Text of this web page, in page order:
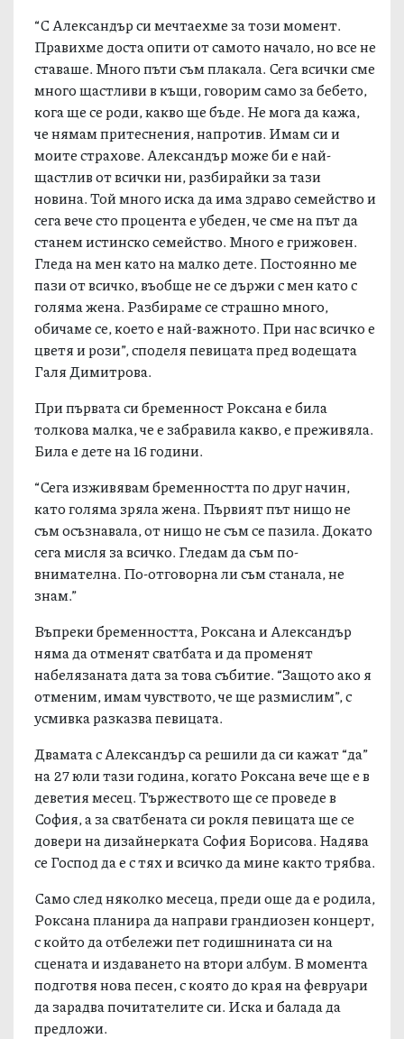
“С Александър си мечтаехме за този момент.
Правихме доста опити от самото начало, но все не
ставаше. Много пъти съм плакала. Сега всички сме
много щастливи в къщи, говорим само за бебето,
кога ще се роди, какво ще бъде. Не мога да кажа,
че нямам притеснения, напротив. Имам си и
моите страхове. Александър може би е най-
щастлив от всички ни, разбирайки за тази
новина. Той много иска да има здраво семейство и
сега вече сто процента е убеден, че сме на път да
станем истинско семейство. Много е грижовен.
Гледа на мен като на малко дете. Постоянно ме
пази от всичко, въобще не се държи с мен като с
голяма жена. Разбираме се страшно много,
обичаме се, което е най-важното. При нас всичко е
цветя и рози”, споделя певицата пред водещата
Галя Димитрова.
При първата си бременност Роксана е била
толкова малка, че е забравила какво, е преживяла.
Била е дете на 16 години.
“Сега изживявам бременността по друг начин,
като голяма зряла жена. Първият път нищо не
съм осъзнавала, от нищо не съм се пазила. Докато
сега мисля за всичко. Гледам да съм по-
внимателна. По-отговорна ли съм станала, не
знам.”
Въпреки бременността, Роксана и Александър
няма да отменят сватбата и да променят
набелязаната дата за това събитие. “Защото ако я
отменим, имам чувството, че ще размислим”, с
усмивка разказва певицата.
Двамата с Александър са решили да си кажат “да”
на 27 юли тази година, когато Роксана вече ще е в
деветия месец. Тържеството ще се проведе в
София, а за сватбената си рокля певицата ще се
довери на дизайнерката София Борисова. Надява
се Господ да е с тях и всичко да мине както трябва.
Само след няколко месеца, преди още да е родила,
Роксана планира да направи грандиозен концерт,
с който да отбележи пет годишнината си на
сцената и издаването на втори албум. В момента
подготвя нова песен, с която до края на февруари
да зарадва почитателите си. Иска и балада да
предложи.